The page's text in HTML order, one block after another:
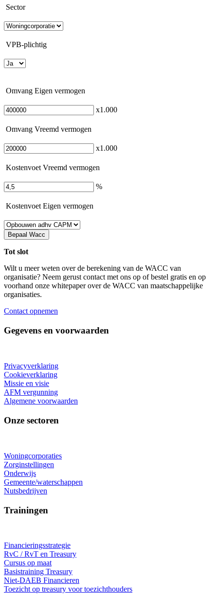
Sector
VPB-plichtig
Omvang Eigen vermogen
x1.000
Omvang Vreemd vermogen
x1.000
Kostenvoet Vreemd vermogen
%
Kostenvoet Eigen vermogen
Tot slot
Wilt u meer weten over de berekening van de WACC van
organisatie? Neem gerust contact met ons op of bestel gratis en op
voorhand onze whitepaper over de WACC van maatschappelijke
organisaties.
Contact opnemen
Gegevens en voorwaarden
Privacyverklaring
Cookieverklaring
Missie en visie
AFM vergunning
Algemene voorwaarden
Onze sectoren
Woningcorporaties
Zorginstellingen
Onderwijs
Gemeente/waterschappen
Nutsbedrijven
Trainingen
Financieringsstrategie
RvC / RvT en Treasury
Cursus op maat
Basistraining Treasury
Niet-DAEB Financieren
Toezicht op treasury voor toezichthouders